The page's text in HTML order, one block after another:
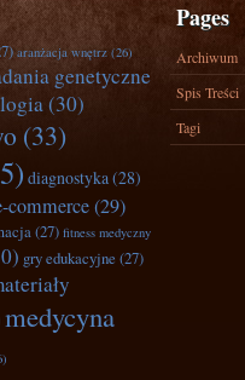
aranżacja wnętrz (26)
genetyczne
(30)
(33)
diagnostyka(28)
commerce(29)
(27) fitness medyczny
gry edukacyjne (27)
medycyna
Pages
Archiwum
Spis Treści
Tagi